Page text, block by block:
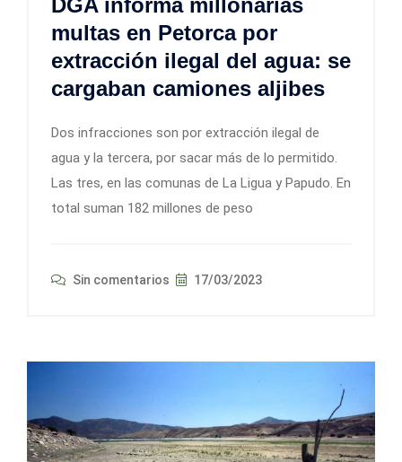
DGA informa millonarias
multas en Petorca por
extracción ilegal del agua: se
cargaban camiones aljibes
Dos infracciones son por extracción ilegal de
agua y la tercera, por sacar más de lo permitido.
Las tres, en las comunas de La Ligua y Papudo. En
total suman 182 millones de peso
Sin comentarios 17/03/2023